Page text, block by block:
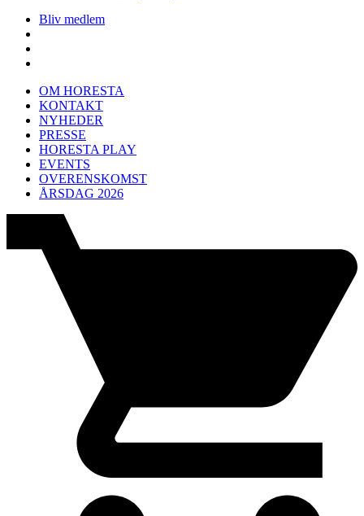
Bliv medlem
OM HORESTA
KONTAKT
NYHEDER
PRESSE
HORESTA PLAY
EVENTS
OVERENSKOMST
ÅRSDAG 2026